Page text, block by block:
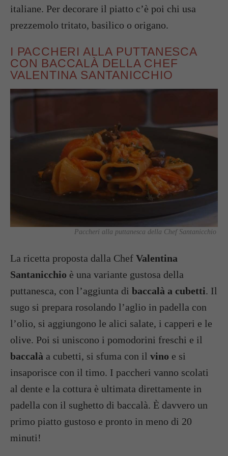
italiane. Per decorare il piatto c’è poi chi usa
prezzemolo tritato, basilico o origano.
I PACCHERI ALLA PUTTANESCA
CON BACCALÀ DELLA CHEF
VALENTINA SANTANICCHIO
Paccheri alla puttanesca della Chef Santanicchio
La ricetta proposta dalla Chef Valentina
Santanicchio è una variante gustosa della
puttanesca, con l’aggiunta di baccalà a cubetti. Il
sugo si prepara rosolando l’aglio in padella con
l’olio, si aggiungono le alici salate, i capperi e le
olive. Poi si uniscono i pomodorini freschi e il
baccalà a cubetti, si sfuma con il vino e si
insaporisce con il timo. I paccheri vanno scolati
al dente e la cottura è ultimata direttamente in
padella con il sughetto di baccalà. È davvero un
primo piatto gustoso e pronto in meno di 20
minuti!